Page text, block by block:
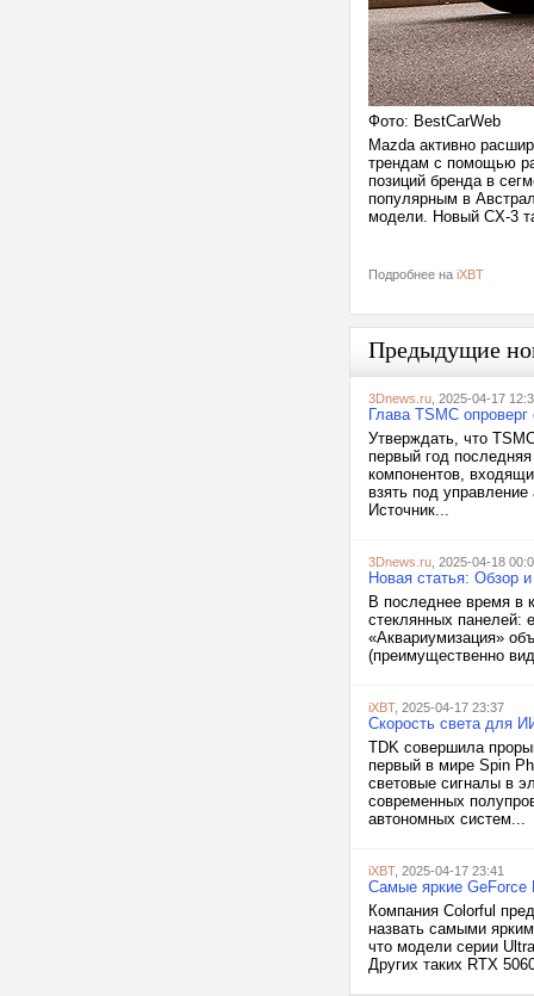
Фото: BestCarWeb
Mazda активно
трендам с помощью
позиций бренда в
популярным в
модели. Новый CX-3
Подробнее на iXBT
Предыдущие
3Dnews.ru , 2025-04-17
Глава TSMC
Утверждать, что
первый год
компонентов,
взять под
Источник...
3Dnews.ru , 2025-04-18
Новая статья: Обзор
В последнее время в
стеклянных панелей:
«Аквариумизация»
(преимущественно
iXBT, 2025-04-17 23:37
Скорость света для
TDK совершила
первый в мире Spin
световые сигналы в
современных
автономных систем...
iXBT, 2025-04-17 23:41
Самые яркие GeForce
Компания Colorful
назвать самыми
что модели серии
Других таких RTX